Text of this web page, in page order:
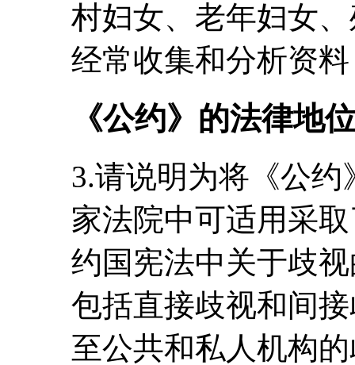
村妇女、老年妇女
经常收集和分析资
《公约》的法律地
3.请说明为将《公
家法院中可适用采
约国宪法中关于歧
包括直接歧视和间
至公共和私人机构